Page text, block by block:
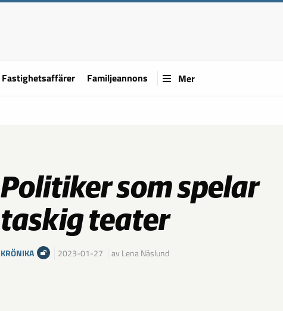
Fastighetsaffärer Familjeannons Mer
Politiker som spelar
taskig teater
KRÖNIKA 2023-01-27 av Lena Näslund